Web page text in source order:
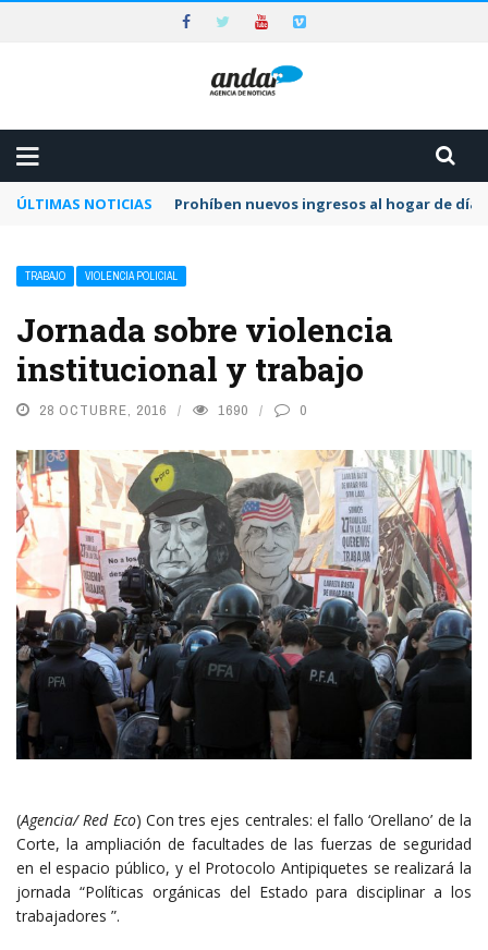
ÚLTIMAS NOTICIAS Prohíben nuevos ingresos al hogar de día
TRABAJO VIOLENCIA POLICIAL
Jornada sobre violencia
institucional y trabajo
28 OCTUBRE, 2016 1690 0
(Agencia/ Red Eco) Con tres ejes centrales: el fallo ‘Orellano’ de la
Corte, la ampliación de facultades de las fuerzas de seguridad
en el espacio público, y el Protocolo Antipiquetes se realizará la
jornada “Políticas orgánicas del Estado para disciplinar a los
trabajadores ”.